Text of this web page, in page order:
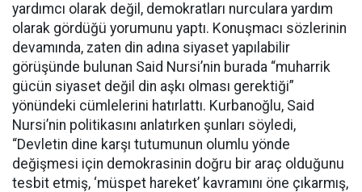
yardımcı olarak değil, demokratları nurculara yardım
olarak gördüğü yorumunu yaptı. Konuşmacı sözlerinin
devamında, zaten din adına siyaset yapılabilir
görüşünde bulunan Said Nursi’nin burada “muharrik
gücün siyaset değil din aşkı olması gerektiği”
yönündeki cümlelerini hatırlattı. Kurbanoğlu, Said
Nursi’nin politikasını anlatırken şunları söyledi,
“Devletin dine karşı tutumunun olumlu yönde
değişmesi için demokrasinin doğru bir araç olduğunu
tesbit etmiş, ‘müspet hareket’ kavramını öne çıkarmış,